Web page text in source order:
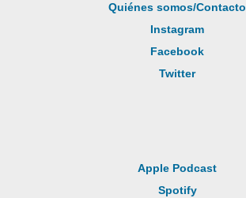
Quiénes somos/Contacto
Instagram
Facebook
Twitter
Apple Podcast
Spotify